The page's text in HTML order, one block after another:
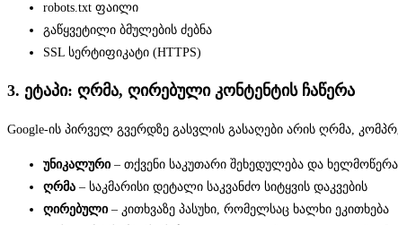
robots.txt ფაილი
გაწყვეტილი ბმულების ძებნა
SSL სერტიფიკატი (HTTPS)
3. ეტაპი: ღრმა, ღირებული კონტენტის ჩაწერა
Google-ის პირველ გვერდზე გასვლის გასაღები არის ღრმა,
უნიკალური – თქვენი საკუთარი შეხედულება და ხელმოწერა
ღრმა – საკმარისი დეტალი საკვანძო სიტყვის დაკვების
ღირებული – კითხვაზე პასუხი, რომელსაც ხალხი ეკითხება